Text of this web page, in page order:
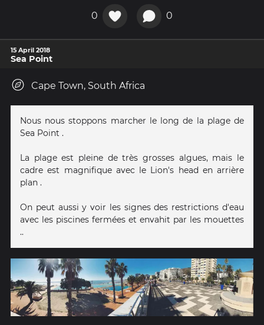
0 0
15 April 2018
Sea Point
Cape Town, South Africa
Nous nous stoppons marcher le long de la plage de
Sea Point .
La plage est pleine de très grosses algues, mais le
cadre est magnifique avec le Lion's head en arrière
plan .
On peut aussi y voir les signes des restrictions d'eau
avec les piscines fermées et envahit par les mouettes
..